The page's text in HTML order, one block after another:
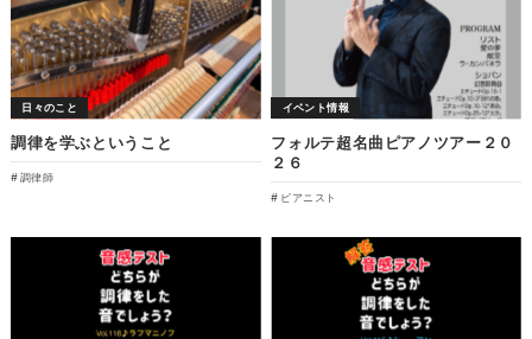
日々のこと
調律を学ぶということ
調律師
イベント情報
フォルテ超名曲ピアノツアー２０
２６
ピアニスト